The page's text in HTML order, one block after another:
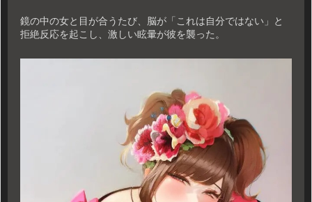
鏡の中の女と目が合うたび、脳が「これは自分ではない」と
拒絶反応を起こし、激しい眩暈が彼を襲った。